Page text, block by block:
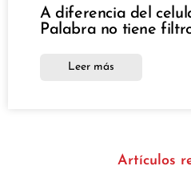
A diferencia del
Palabra no tiene
Leer más
Artículos